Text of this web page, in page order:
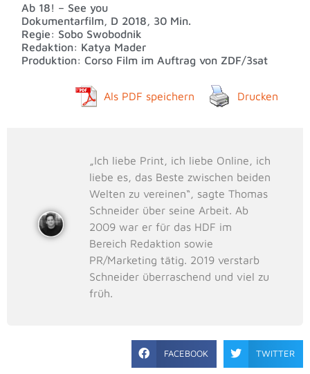
Ab 18! – See you
Dokumentarfilm, D 2018, 30 Min.
Regie: Sobo Swobodnik
Redaktion: Katya Mader
Produktion: Corso Film im Auftrag von ZDF/3sat
Als PDF speichern Drucken
„Ich liebe Print, ich liebe Online, ich
liebe es, das Beste zwischen beiden
Welten zu vereinen“, sagte Thomas
Schneider über seine Arbeit. Ab
2009 war er für das HDF im
Bereich Redaktion sowie
PR/Marketing tätig. 2019 verstarb
Schneider überraschend und viel zu
früh.
FACEBOOK TWITTER